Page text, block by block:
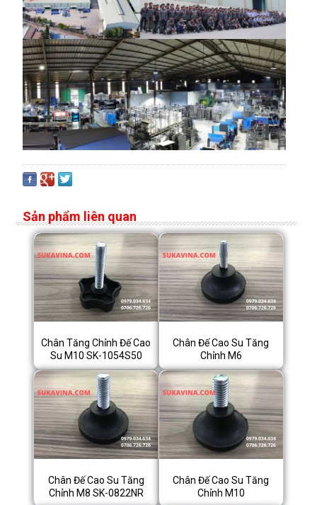
Sản phẩm liên quan
Chân Tăng Chỉnh Đế Cao
Su M10 SK-1054S50
Chân Đế Cao Su Tăng
Chỉnh M6
Chân Đế Cao Su Tăng
Chỉnh M8 SK-0822NR
Chân Đế Cao Su Tăng
Chỉnh M10